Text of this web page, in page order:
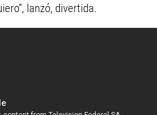
lanzó, divertida.